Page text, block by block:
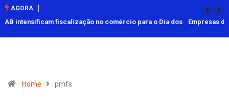
AGORA
Empresas devem facilitar vacinação de trabalhadores contra o
sarampo
Home pmfs